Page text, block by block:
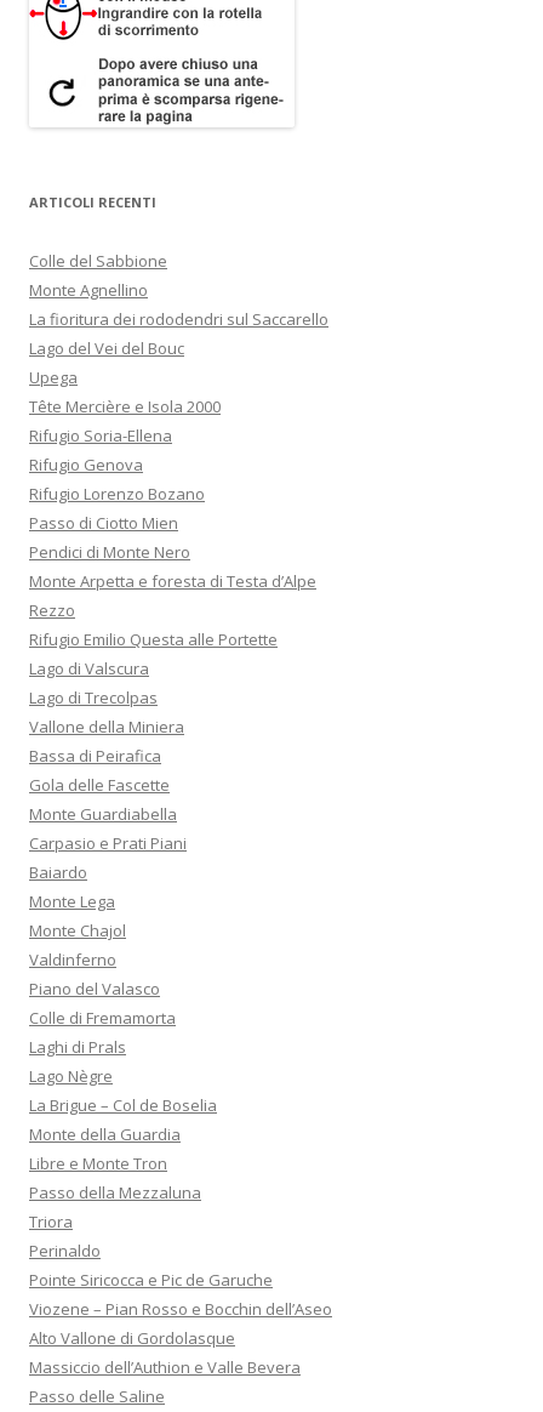
ARTICOLI RECENTI
Colle del Sabbione
Monte Agnellino
La fioritura dei rododendri sul Saccarello
Lago del Vei del Bouc
Upega
Tête Mercière e Isola 2000
Rifugio Soria-Ellena
Rifugio Genova
Rifugio Lorenzo Bozano
Passo di Ciotto Mien
Pendici di Monte Nero
Monte Arpetta e foresta di Testa d’Alpe
Rezzo
Rifugio Emilio Questa alle Portette
Lago di Valscura
Lago di Trecolpas
Vallone della Miniera
Bassa di Peirafica
Gola delle Fascette
Monte Guardiabella
Carpasio e Prati Piani
Baiardo
Monte Lega
Monte Chajol
Valdinferno
Piano del Valasco
Colle di Fremamorta
Laghi di Prals
Lago Nègre
La Brigue – Col de Boselia
Monte della Guardia
Libre e Monte Tron
Passo della Mezzaluna
Triora
Perinaldo
Pointe Siricocca e Pic de Garuche
Viozene – Pian Rosso e Bocchin dell’Aseo
Alto Vallone di Gordolasque
Massiccio dell’Authion e Valle Bevera
Passo delle Saline